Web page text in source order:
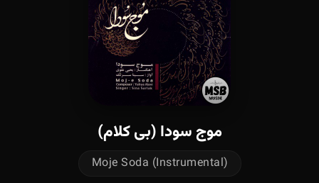
موج سودا (بی کلام)
Moje Soda (Instrumental)